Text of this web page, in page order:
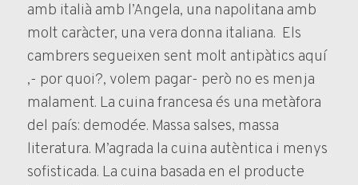
amb italià amb l’Angela, una napolitana amb
molt caràcter, una vera donna italiana. Els
cambrers segueixen sent molt antipàtics aquí
,- por quoi?, volem pagar- però no es menja
malament. La cuina francesa és una metàfora
del país: demodée. Massa salses, massa
literatura. M’agrada la cuina autèntica i menys
sofisticada. La cuina basada en el producte